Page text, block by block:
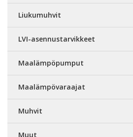
Liukumuhvit
LVI-asennustarvikkeet
Maalämpöpumput
Maalämpövaraajat
Muhvit
Muut